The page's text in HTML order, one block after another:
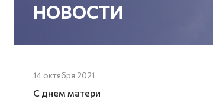
НОВОСТИ
14 октября 2021
С днем матери